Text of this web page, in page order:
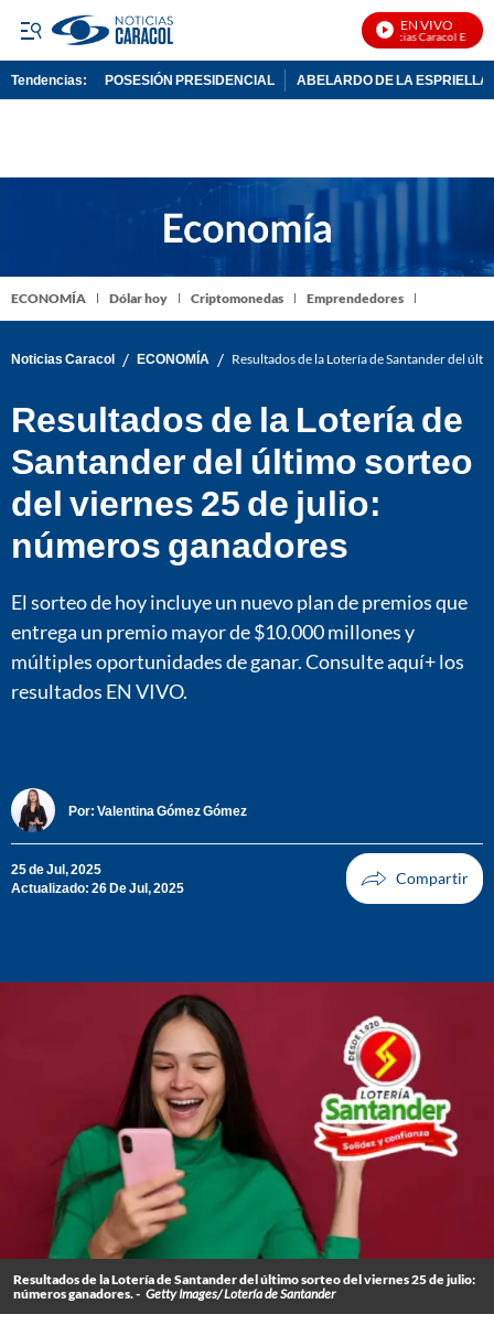
EN VIVO
Noticias Caracol En Vivo
Tendencias: POSESIÓN PRESIDENCIAL ABELARDO DE LA ESPRIELLA
ECONOMÍA Dólar hoy Criptomonedas Emprendedores
Noticias Caracol / ECONOMÍA / Resultados de la Lotería de Santander del
Resultados de la Lotería de
Santander del último sorteo
del viernes 25 de julio:
números ganadores
El sorteo de hoy incluye un nuevo plan de premios que
entrega un premio mayor de $10.000 millones y
múltiples oportunidades de ganar. Consulte aquí+ los
resultados EN VIVO.
Por: Valentina Gómez Gómez
25 de Jul, 2025
Actualizado: 26 De Jul, 2025
Resultados de la Lotería de Santander del último sorteo del viernes 25 de julio:
números ganadores. - Getty Images/ Lotería de Santander